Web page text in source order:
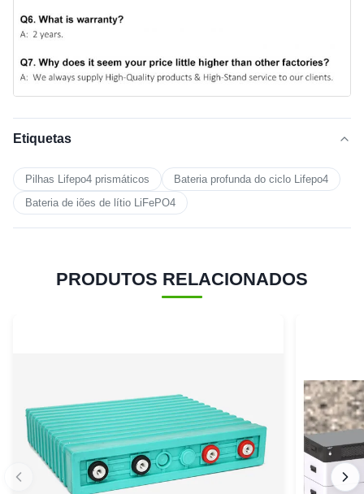
Etiquetas
Pilhas Lifepo4 prismáticos
Bateria profunda do ciclo Lifepo4
Bateria de iões de lítio LiFePO4
PRODUTOS RELACIONADOS